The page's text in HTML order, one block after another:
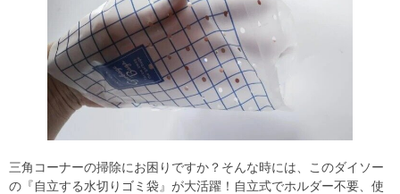
三角コーナーの掃除にお困りですか？そんな時には、このダイソー
の『自立する水切りゴミ袋』が大活躍！自立式でホルダー不要、使